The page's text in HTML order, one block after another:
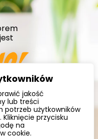
jakość
lub treści
potrzeb użytkowników
przycisku
na
cookie.
1